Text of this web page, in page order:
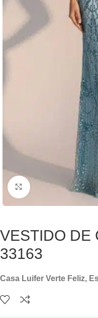
Clic para ampliar
VESTIDO DE
33163
Casa Luifer Verte Feliz,